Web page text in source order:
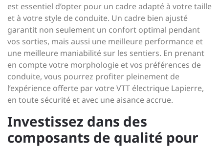
est essentiel d’opter pour un cadre adapté à votre taille
et à votre style de conduite. Un cadre bien ajusté
garantit non seulement un confort optimal pendant
vos sorties, mais aussi une meilleure performance et
une meilleure maniabilité sur les sentiers. En prenant
en compte votre morphologie et vos préférences de
conduite, vous pourrez profiter pleinement de
l’expérience offerte par votre VTT électrique Lapierre,
en toute sécurité et avec une aisance accrue.
Investissez dans des
composants de qualité pour